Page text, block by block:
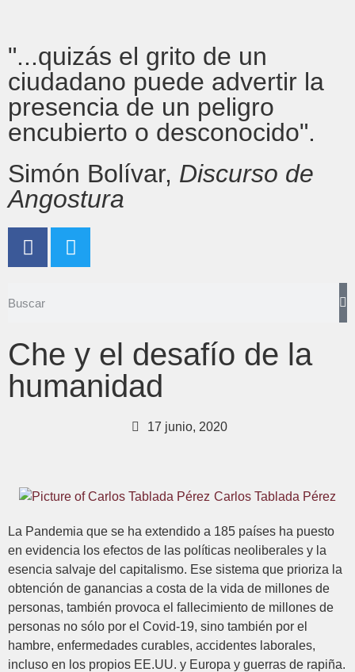
"...quizás el grito de un
ciudadano puede advertir la
presencia de un peligro
encubierto o desconocido".
Simón Bolívar, Discurso de
Angostura
Che y el desafío de la
humanidad
17 junio, 2020
Carlos Tablada Pérez
La Pandemia que se ha extendido a 185 países ha puesto
en evidencia los efectos de las políticas neoliberales y la
esencia salvaje del capitalismo. Ese sistema que prioriza la
obtención de ganancias a costa de la vida de millones de
personas, también provoca el fallecimiento de millones de
personas no sólo por el Covid-19, sino también por el
hambre, enfermedades curables, accidentes laborales,
incluso en los propios EE.UU. y Europa y guerras de rapiña.